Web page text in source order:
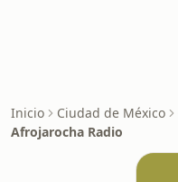
Inicio Ciudad de México
Afrojarocha Radio